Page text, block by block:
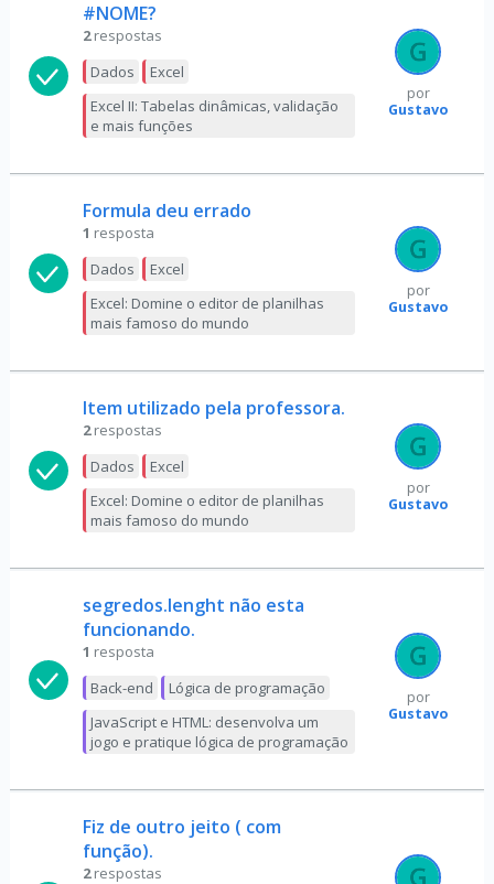
#NOME?
2 respostas
Dados
Excel
Excel II: Tabelas dinâmicas, validação
e mais funções
por
Gustavo
Formula deu errado
1 resposta
Dados
Excel
Excel: Domine o editor de planilhas
mais famoso do mundo
por
Gustavo
Item utilizado pela professora.
2 respostas
Dados
Excel
Excel: Domine o editor de planilhas
mais famoso do mundo
por
Gustavo
segredos.lenght não esta
funcionando.
1 resposta
Back-end
Lógica de programação
JavaScript e HTML: desenvolva um
jogo e pratique lógica de programação
por
Gustavo
Fiz de outro jeito ( com
função).
2 respostas